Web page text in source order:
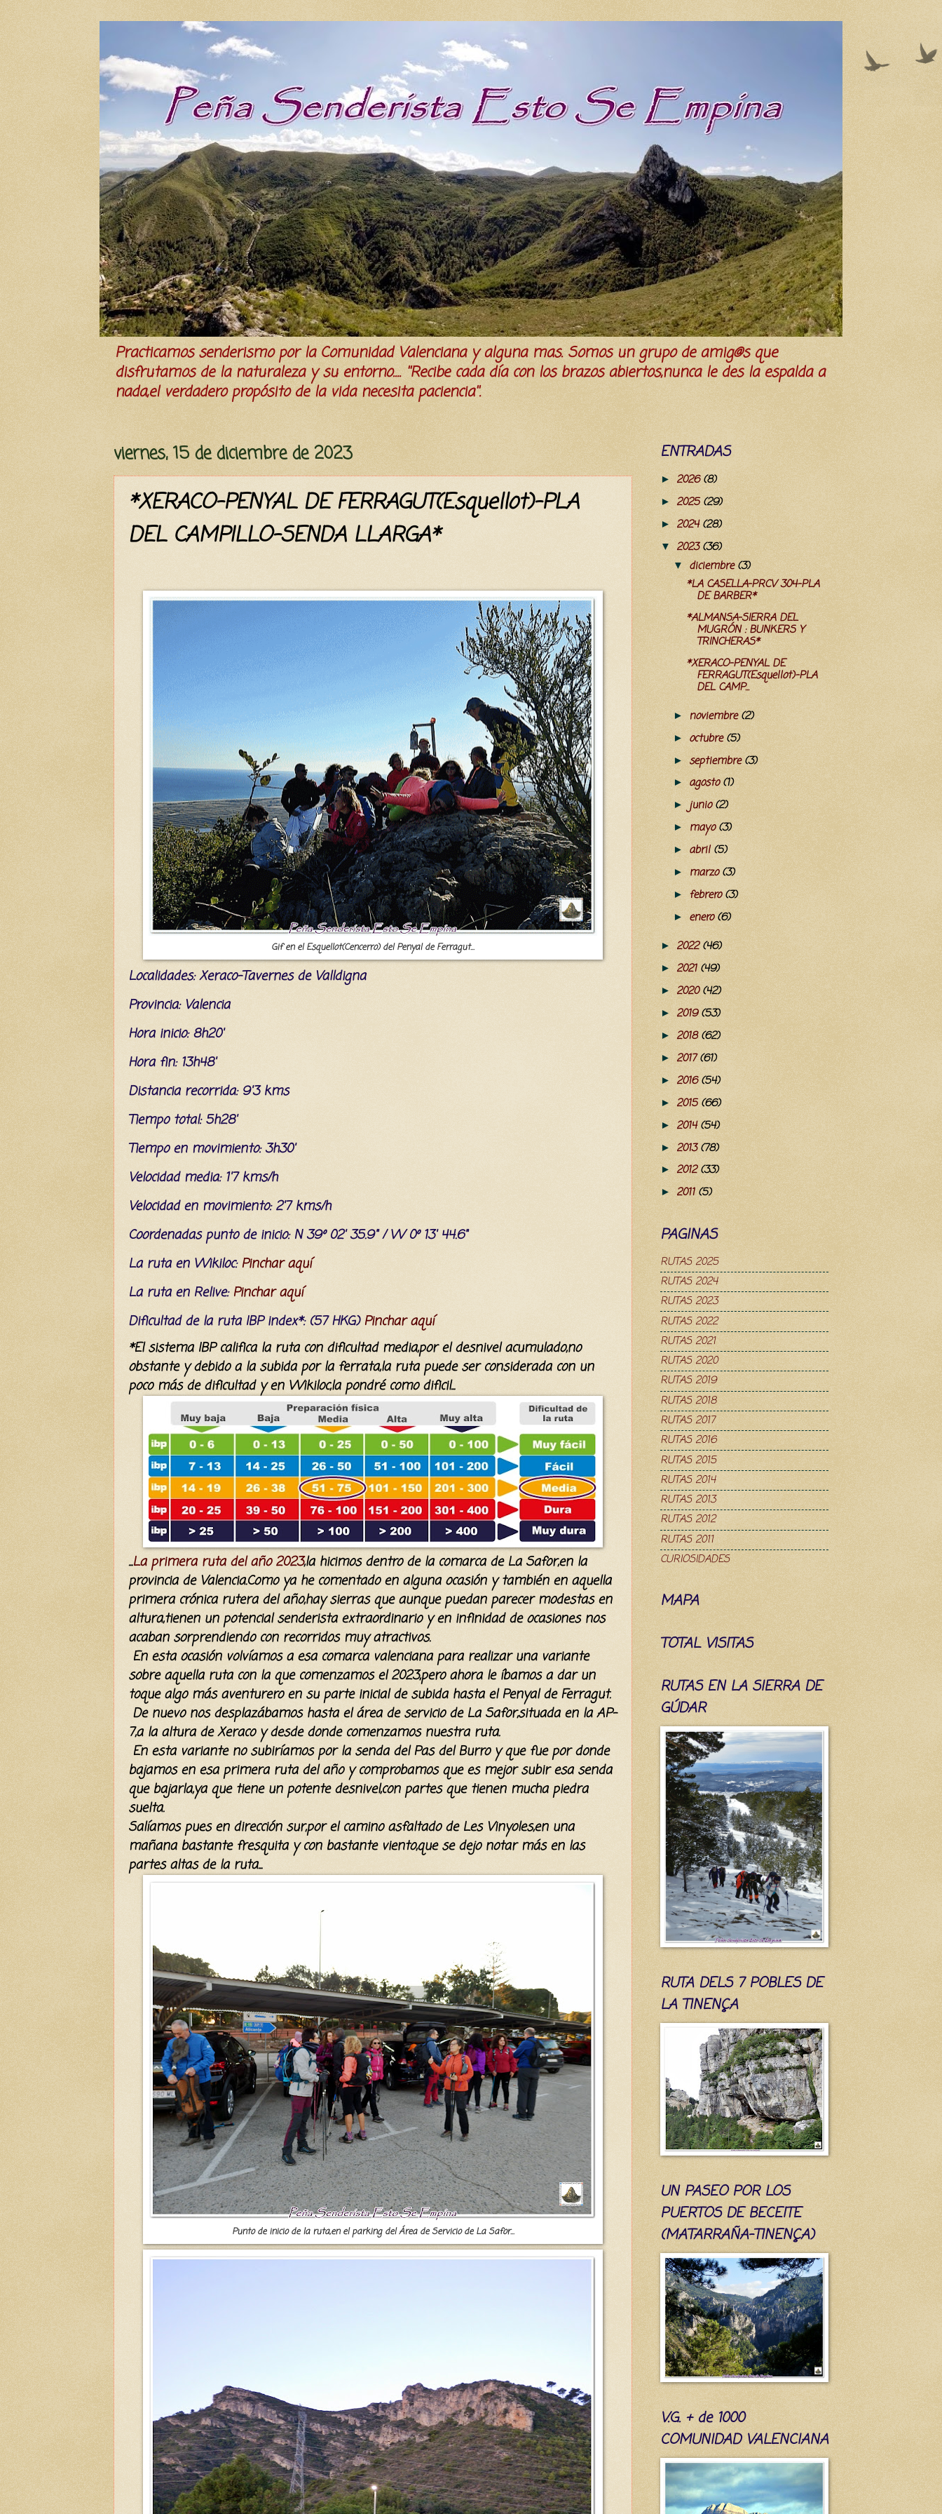
Practicamos senderismo por la Comunidad Valenciana y alguna mas. Somos un grupo de amig@s que
disfrutamos de la naturaleza y su entorno.... ''Recibe cada día con los brazos abiertos,nunca le des la espalda a
nada,el verdadero propósito de la vida necesita paciencia''.
viernes, 15 de diciembre de 2023
*XERACO-PENYAL DE FERRAGUT(Esquellot)-PLA
DEL CAMPILLO-SENDA LLARGA*
Gif en el Esquellot(Cencerro) del Penyal de Ferragut...
Localidades: Xeraco-Tavernes de Valldigna
Provincia: Valencia
Hora inicio: 8h20'
Hora fin: 13h48'
Distancia recorrida: 9'3 kms
Tiempo total: 5h28'
Tiempo en movimiento: 3h30'
Velocidad media: 1'7 kms/h
Velocidad en movimiento: 2'7 kms/h
Coordenadas punto de inicio: N 39º 02' 35.9" / W 0º 13' 44.6"
La ruta en Wikiloc: Pinchar aquí
La ruta en Relive: Pinchar aquí
Dificultadde la ruta IBP index*: (57 HKG) Pinchar aquí
*El sistema IBP califica la ruta con dificultad media,por el desnivel acumulado,no
obstante y debido a la subida por la ferrata,la ruta puede ser considerada con un
poco más de dificultad y en Wikiloc,la pondré como dificil...
...La primera ruta del año 2023,la hicimos dentro de la comarca de La Safor,en la
provincia de Valencia.Como ya he comentado en alguna ocasión y también en aquella
primera crónica rutera del año,hay sierras que aunque puedan parecer modestas en
altura,tienen un potencial senderista extraordinario y en infinidad de ocasiones nos
acaban sorprendiendo con recorridos muy atractivos.
En esta ocasión volvíamos a esa comarca valenciana para realizar una variante
sobre aquella ruta con la que comenzamos el 2023,pero ahora le íbamos a dar un
toque algo más aventurero en su parte inicial de subida hasta el Penyal de Ferragut.
De nuevo nos desplazábamos hasta el área de servicio de La Safor,situada en la AP-
7,a la altura de Xeraco y desde donde comenzamos nuestra ruta.
En esta variante no subiríamos por la senda del Pas del Burro y que fue por donde
bajamos en esa primera ruta del año y comprobamos que es mejor subir esa senda
que bajarla,ya que tiene un potente desnivel,con partes que tienen mucha piedra
suelta.
Salíamos pues en dirección sur,por el camino asfaltado de Les Vinyoles,en una
mañana bastante fresquita y con bastante viento,que se dejo notar más en las
partes altas de la ruta...
Punto de inicio de la ruta,en el parking del Área de Servicio de La Safor...
ENTRADAS
► 2026(8)
► 2025(29)
► 2024(28)
▼ 2023(36)
▼ diciembre(3)
*LA CASELLA-PRCV 304-PLA
DE BARBER*
*ALMANSA-SIERRA DEL
MUGRÓN : BUNKERS Y
TRINCHERAS*
*XERACO-PENYAL DE
FERRAGUT(Esquellot)-PLA
DEL CAMP...
► noviembre(2)
► octubre(5)
► septiembre(3)
► agosto(1)
► junio(2)
► mayo(3)
► abril(5)
► marzo(3)
► febrero(3)
► enero(6)
► 2022(46)
► 2021 (49)
► 2020(42)
► 2019(53)
► 2018(62)
► 2017(61)
► 2016(54)
► 2015(66)
► 2014(54)
► 2013(78)
► 2012(33)
► 2011 (5)
PAGINAS
RUTAS 2025
RUTAS 2024
RUTAS 2023
RUTAS 2022
RUTAS 2021
RUTAS 2020
RUTAS 2019
RUTAS 2018
RUTAS 2017
RUTAS 2016
RUTAS 2015
RUTAS 2014
RUTAS 2013
RUTAS 2012
RUTAS 2011
CURIOSIDADES
MAPA
TOTAL VISITAS
RUTAS EN LA SIERRA DE
GÚDAR
RUTA DELS 7 POBLES DE
LA TINENÇA
UN PASEO POR LOS
PUERTOS DE BECEITE
(MATARRAÑA-TINENÇA)
V.G. + de 1000
COMUNIDAD VALENCIANA